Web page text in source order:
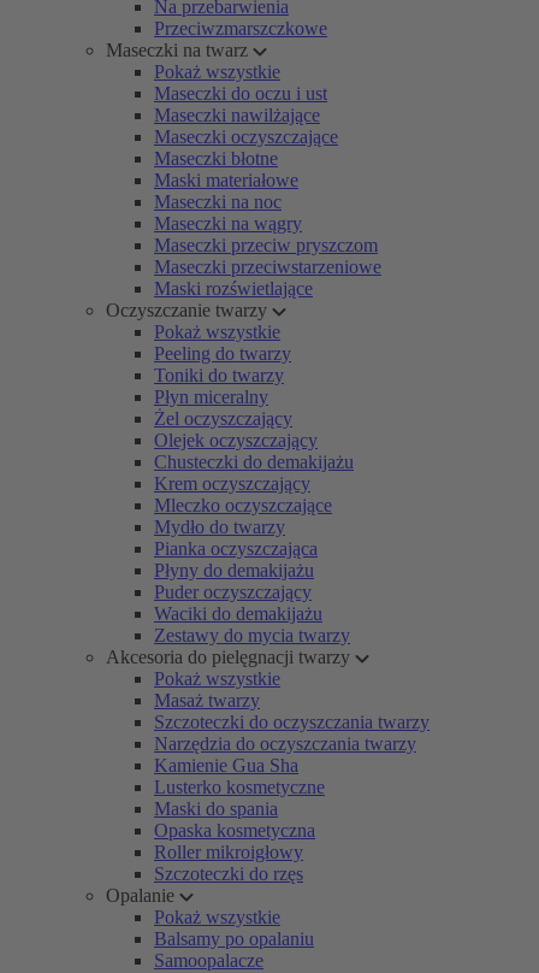
Na przebarwienia
Przeciwzmarszczkowe
Maseczki na twarz
Pokaż wszystkie
Maseczki do oczu i ust
Maseczki nawilżające
Maseczki oczyszczające
Maseczki błotne
Maski materiałowe
Maseczki na noc
Maseczki na wągry
Maseczki przeciw pryszczom
Maseczki przeciwstarzeniowe
Maski rozświetlające
Oczyszczanie twarzy
Pokaż wszystkie
Peeling do twarzy
Toniki do twarzy
Płyn miceralny
Żel oczyszczający
Olejek oczyszczający
Chusteczki do demakijażu
Krem oczyszczający
Mleczko oczyszczające
Mydło do twarzy
Pianka oczyszczająca
Płyny do demakijażu
Puder oczyszczający
Waciki do demakijażu
Zestawy do mycia twarzy
Akcesoria do pielęgnacji twarzy
Pokaż wszystkie
Masaż twarzy
Szczoteczki do oczyszczania twarzy
Narzędzia do oczyszczania twarzy
Kamienie Gua Sha
Lusterko kosmetyczne
Maski do spania
Opaska kosmetyczna
Roller mikroigłowy
Szczoteczki do rzęs
Opalanie
Pokaż wszystkie
Balsamy po opalaniu
Samoopalacze